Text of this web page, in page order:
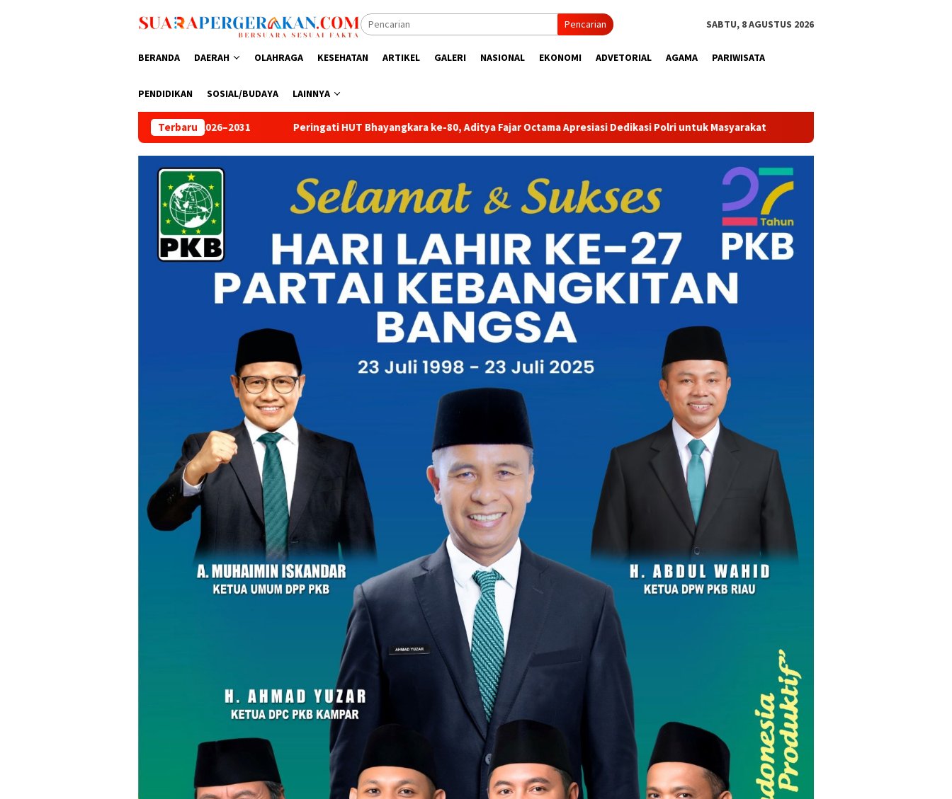
Pencarian SABTU, 8 AGUSTUS 2026
BERANDA DAERAH OLAHRAGA KESEHATAN ARTIKEL GALERI NASIONAL EKONOMI ADVETORIAL AGAMA PARIWISATA
PENDIDIKAN SOSIAL/BUDAYA LAINNYA
Terbaru
Peringati HUT Bhayangkara ke-80, Aditya Fajar Octama Apresiasi Dedikasi Polri untuk Masyarakat Tak Sekadar Bersih dan Sehat, Air Minum Perumdam Tirta Kampar